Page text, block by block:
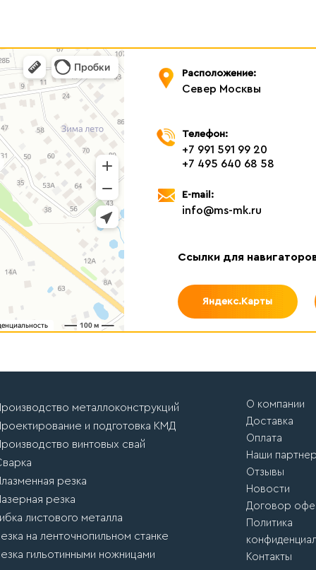
Расположение:
Север Москвы
Телефон:
+7 991 591 99 20
+7 495 640 68 58
E-mail:
info@ms-mk.ru
Ссылки для
Яндекс.Карты
металлоконструкций
и подготовка КМД
винтовых свай
резка
резка
листового металла
на ленточнопильном станке
гильотинными ножницами
О компании
Доставка
Оплата
Наши
Отзывы
Новости
Договор
Политика
Контакты